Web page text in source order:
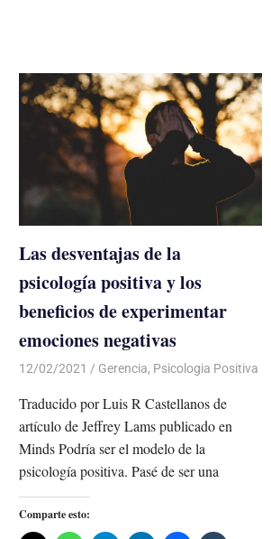
Las desventajas de la
psicología positiva y los
beneficios de experimentar
emociones negativas
12/02/2021 De todo un Poco
Gerencia, Psicologia Positiva
Traducido por Luis R Castellanos de
artículo de Jeffrey Lams publicado en
Minds Podría ser el modelo de la
psicología positiva. Pasé de ser una
Comparte esto: